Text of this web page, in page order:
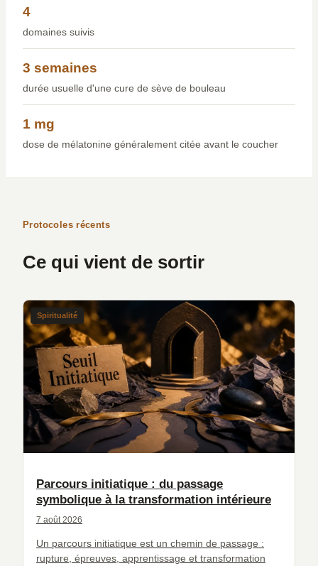
4
domaines suivis
3 semaines
durée usuelle d'une cure de sève de bouleau
1 mg
dose de mélatonine généralement citée avant le coucher
Protocoles récents
Ce qui vient de sortir
Spiritualité
Parcours initiatique : du passage
symbolique à la transformation intérieure
7 août 2026
Un parcours initiatique est un chemin de passage :
rupture, épreuves, apprentissage et transformation